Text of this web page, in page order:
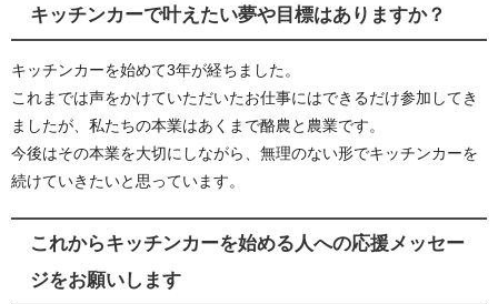
キッチンカーで叶えたい夢や目標はありますか？
キッチンカーを始めて3年が経ちました。
これまでは声をかけていただいたお仕事にはできるだけ参加してき
ましたが、私たちの本業はあくまで酪農と農業です。
今後はその本業を大切にしながら、無理のない形でキッチンカーを
続けていきたいと思っています。
これからキッチンカーを始める人への応援メッセー
ジをお願いします